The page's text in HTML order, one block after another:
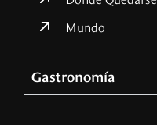
Mundo
Gastronomía